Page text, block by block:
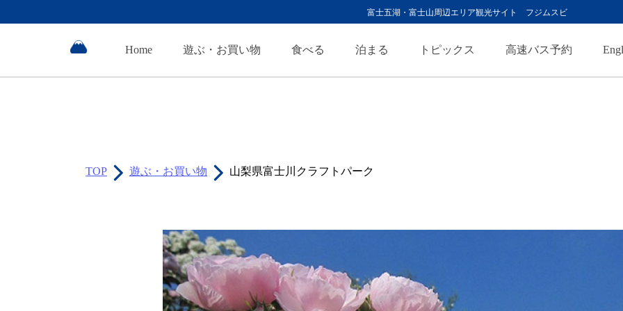
富士五湖・富士山周辺エリア観光サイト フジムスビ
Home 遊ぶ・お買い物 食べる 泊まる トピックス 高速バス予約
TOP 遊ぶ・お買い物 山梨県富士川クラフトパーク